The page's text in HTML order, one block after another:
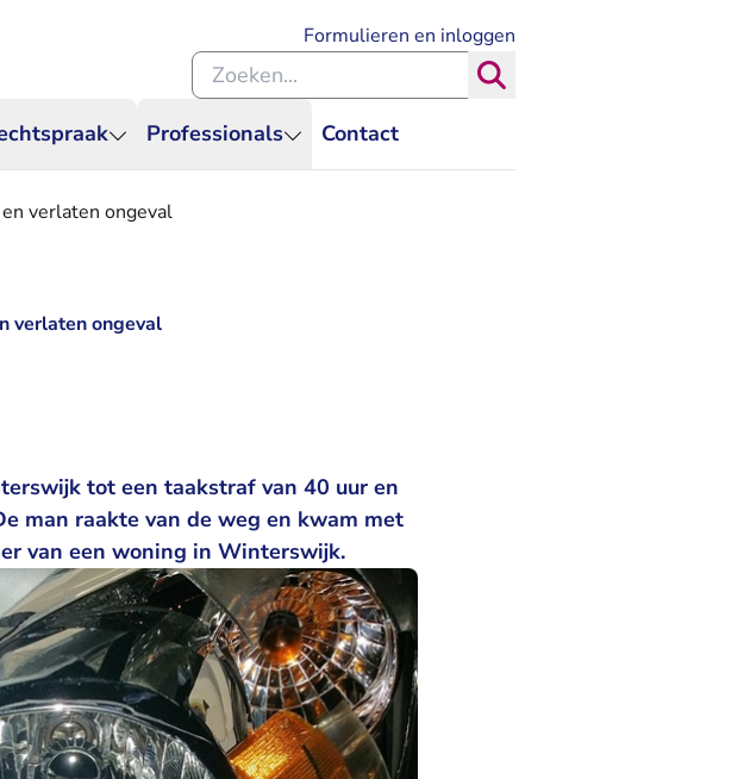
Professionals Contact
Formulieren en inloggen
Zoeken binnen de Rechtspraak
verlaten ongeval
verlaten ongeval
tot een taakstraf van 40 uur en
man raakte van de weg en kwam met
van een woning in Winterswijk.